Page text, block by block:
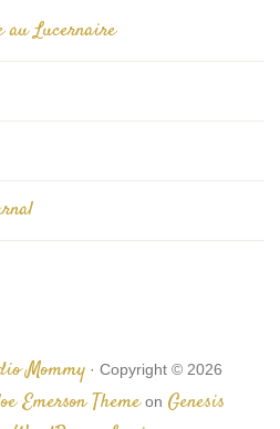
au Lucernaire
Mommy · Copyright © 2026
Emerson Themeon Genesis